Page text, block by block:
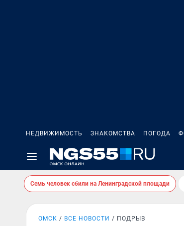
НЕДВИЖИМОСТЬ ЗНАКОМСТВА ПОГОДА
Семь человек сбили на Ленинградской площади
ОМСК ВСЕ НОВОСТИ ПОДРЫВ